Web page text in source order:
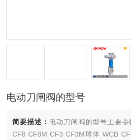
电动刀闸阀的型号
简要描述： 电动刀闸阀的型号主要
CF8 CF8M CF3 CF3M球体 WCB